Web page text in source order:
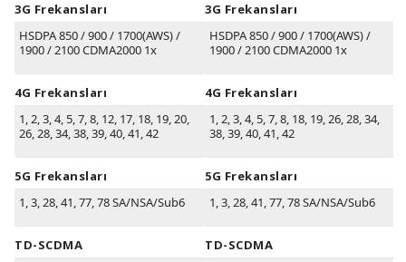
3G Frekansları
HSDPA 850 / 900 / 1700(AWS) /
1900 / 2100 CDMA2000 1x
4G Frekansları
1, 2, 3, 4, 5, 7, 8, 12, 17, 18, 19, 20,
26, 28, 34, 38, 39, 40, 41, 42
5G Frekansları
1, 3, 28, 41, 77, 78 SA/NSA/Sub6
TD-SCDMA
3G Frekansları
HSDPA 850 / 900 / 1700(AWS) /
1900 / 2100 CDMA2000 1x
4G Frekansları
1, 2, 3, 4, 5, 7, 8, 18, 19, 26, 28, 34,
38, 39, 40, 41, 42
5G Frekansları
1, 3, 28, 41, 77, 78 SA/NSA/Sub6
TD-SCDMA